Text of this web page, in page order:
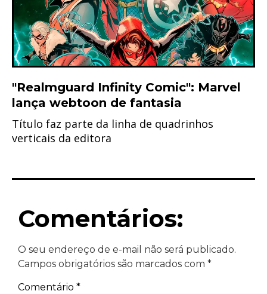
"Realmguard Infinity Comic": Marvel
lança webtoon de fantasia
Título faz parte da linha de quadrinhos
verticais da editora
Comentários:
O seu endereço de e-mail não será publicado.
Campos obrigatórios são marcados com *
Comentário *